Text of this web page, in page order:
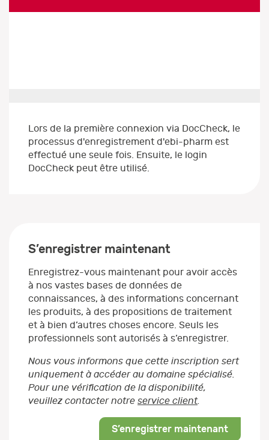
Lors de la première connexion via DocCheck, le
processus d'enregistrement d'ebi-pharm est
effectué une seule fois. Ensuite, le login
DocCheck peut être utilisé.
S’enregistrer maintenant
Enregistrez-vous maintenant pour avoir accès
à nos vastes bases de données de
connaissances, à des informations concernant
les produits, à des propositions de traitement
et à bien d’autres choses encore. Seuls les
professionnels sont autorisés à s’enregistrer.
Nous vous informons que cette inscription sert
uniquement à accéder au domaine spécialisé.
Pour une vérification de la disponibilité,
veuillez contacter notre service client.
S’enregistrer maintenant